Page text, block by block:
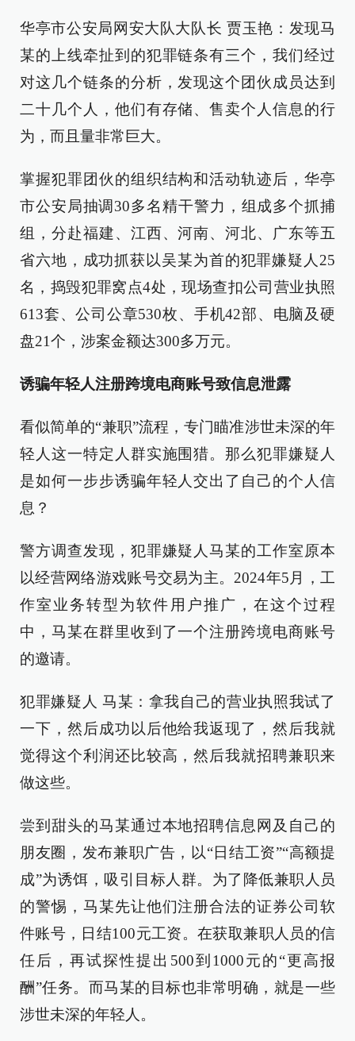
华亭市公安局网安大队大队长 贾玉艳：发现马
某的上线牵扯到的犯罪链条有三个，我们经过
对这几个链条的分析，发现这个团伙成员达到
二十几个人，他们有存储、售卖个人信息的行
为，而且量非常巨大。
掌握犯罪团伙的组织结构和活动轨迹后，华亭
市公安局抽调30多名精干警力，组成多个抓捕
组，分赴福建、江西、河南、河北、广东等五
省六地，成功抓获以吴某为首的犯罪嫌疑人25
名，捣毁犯罪窝点4处，现场查扣公司营业执照
613套、公司公章530枚、手机42部、电脑及硬
盘21个，涉案金额达300多万元。
诱骗年轻人注册跨境电商账号致信息泄露
看似简单的“兼职”流程，专门瞄准涉世未深的年
轻人这一特定人群实施围猎。那么犯罪嫌疑人
是如何一步步诱骗年轻人交出了自己的个人信
息？
警方调查发现，犯罪嫌疑人马某的工作室原本
以经营网络游戏账号交易为主。2024年5月，工
作室业务转型为软件用户推广，在这个过程
中，马某在群里收到了一个注册跨境电商账号
的邀请。
犯罪嫌疑人 马某：拿我自己的营业执照我试了
一下，然后成功以后他给我返现了，然后我就
觉得这个利润还比较高，然后我就招聘兼职来
做这些。
尝到甜头的马某通过本地招聘信息网及自己的
朋友圈，发布兼职广告，以“日结工资”“高额提
成”为诱饵，吸引目标人群。为了降低兼职人员
的警惕，马某先让他们注册合法的证券公司软
件账号，日结100元工资。在获取兼职人员的信
任后，再试探性提出500到1000元的“更高报
酬”任务。而马某的目标也非常明确，就是一些
涉世未深的年轻人。